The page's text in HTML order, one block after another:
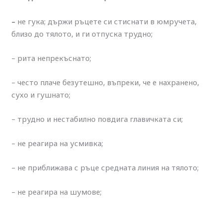
– не гука; държи ръцете си стиснати в юмручета,
близо до тялото, и ги отпуска трудно;
– рита непрекъснато;
– често плаче безутешно, въпреки, че е нахранено,
сухо и гушнато;
– трудно и нестабилно повдига главичката си;
– не реагира на усмивка;
– не приближава с ръце средната линия на тялото;
– не реагира на шумове;